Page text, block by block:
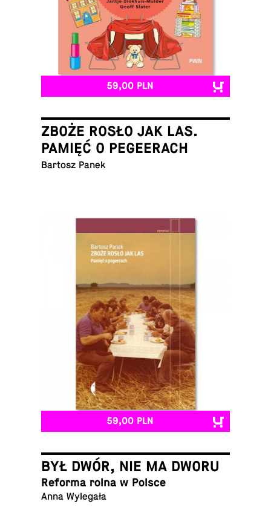
59,00 PLN
ZBOŻE ROSŁO JAK LAS.
PAMIĘĆ O PEGEERACH
Bartosz Panek
59,00 PLN
BYŁ DWÓR, NIE MA DWORU
Reforma rolna w Polsce
Anna Wylegała